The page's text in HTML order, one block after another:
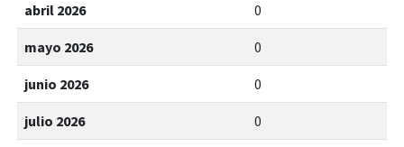
abril 2026 0
mayo 2026 0
junio 2026 0
julio 2026 0